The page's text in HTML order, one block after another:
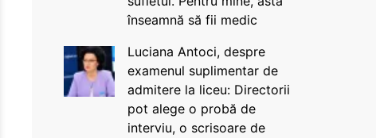
înseamnă să fii medic
Luciana Antoci, despre
examenul suplimentar de
admitere la liceu: Directorii
pot alege o probă de
interviu, o scrisoare de